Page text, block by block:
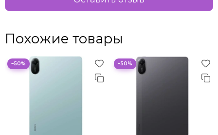
Похожие товары
−50% −50%